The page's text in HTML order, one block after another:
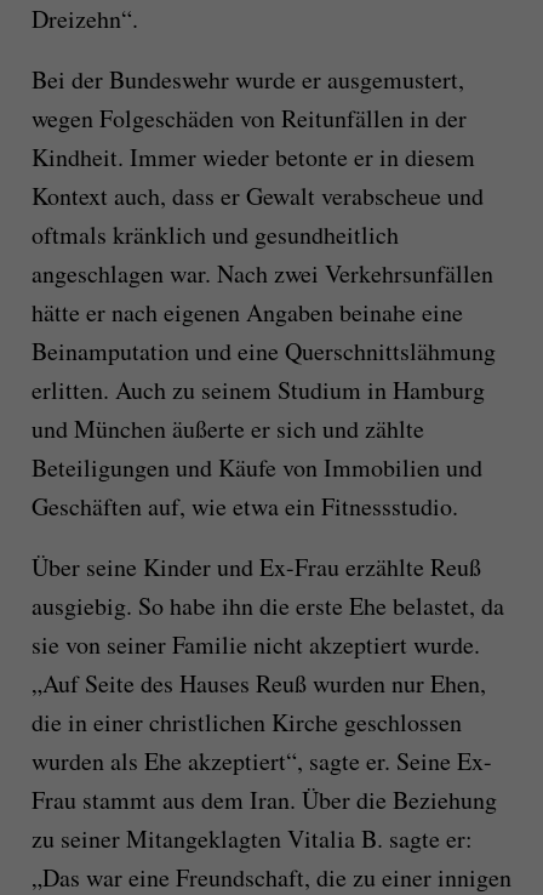
Dreizehn“.
Bei der Bundeswehr wurde er ausgemustert,
wegen Folgeschäden von Reitunfällen in der
Kindheit. Immer wieder betonte er in diesem
Kontext auch, dass er Gewalt verabscheue und
oftmals kränklich und gesundheitlich
angeschlagen war. Nach zwei Verkehrsunfällen
hätte er nach eigenen Angaben beinahe eine
Beinamputation und eine Querschnittslähmung
erlitten. Auch zu seinem Studium in Hamburg
und München äußerte er sich und zählte
Beteiligungen und Käufe von Immobilien und
Geschäften auf, wie etwa ein Fitnessstudio.
Über seine Kinder und Ex-Frau erzählte Reuß
ausgiebig. So habe ihn die erste Ehe belastet, da
sie von seiner Familie nicht akzeptiert wurde.
„Auf Seite des Hauses Reuß wurden nur Ehen,
die in einer christlichen Kirche geschlossen
wurden als Ehe akzeptiert“, sagte er. Seine Ex-
Frau stammt aus dem Iran. Über die Beziehung
zu seiner Mitangeklagten Vitalia B. sagte er:
„Das war eine Freundschaft, die zu einer innigen